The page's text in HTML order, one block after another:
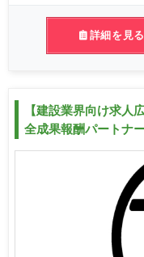
詳細を見る
【建設業界向け求人
全成果報酬パートナ